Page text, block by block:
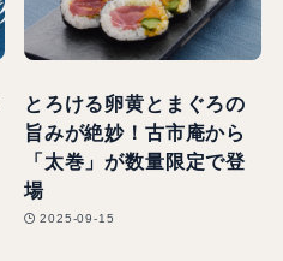
とろける卵黄とまぐろの
旨みが絶妙！古市庵から
「太巻」が数量限定で登
場
2025-09-15